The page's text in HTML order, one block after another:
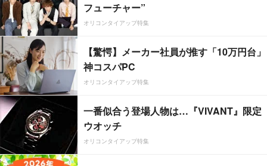
フューチャー”
オリコンタイアップ特集
【驚愕】メーカー社員が推す「10万円台」
神コスパPC
オリコンタイアップ特集
一番似合う登場人物は…『VIVANT』限定
ウオッチ
オリコンタイアップ特集